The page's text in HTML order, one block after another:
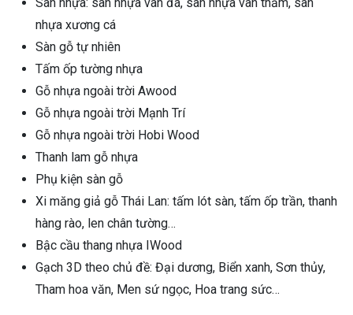
nhựa xương cá
Sàn gỗ tự nhiên
Tấm ốp tường nhựa
Gỗ nhựa ngoài trời Awood
Gỗ nhựa ngoài trời Mạnh Trí
Gỗ nhựa ngoài trời Hobi Wood
Thanh lam gỗ nhựa
Phụ kiện sàn gỗ
Xi măng giả gỗ Thái Lan: tấm lót sàn, tấm ốp trần, thanh
hàng rào, len chân tường…
Bậc cầu thang nhựa IWood
Gạch 3D theo chủ đề: Đại dương, Biển xanh, Sơn thủy,
Tham hoa văn, Men sứ ngọc, Hoa trang sức…